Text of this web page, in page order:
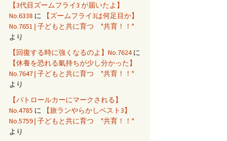
【3代目ズームフライ3 が届いたよ】
No.6338 に
【ズームフライ3は何足目か】
No.7651 | 子どもと共に育つ "共育！！"
より
【回復する時に強くなるのよ】No.7624に
【休養を恐れる氣持ちが少し分かった】
No.7647 | 子どもと共に育つ "共育！！"
より
【パトロールカーにマークされる】
No.4785 に
【旅ランやらかしベスト3】
No.5759 | 子どもと共に育つ "共育！！"
より